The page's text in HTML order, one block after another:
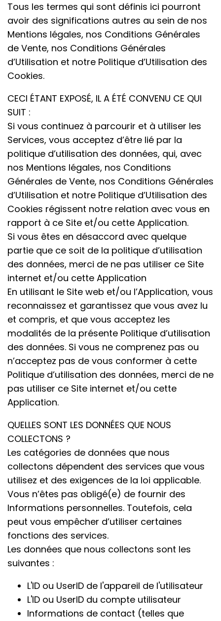
Tous les termes qui sont définis ici pourront
avoir des significations autres au sein de nos
Mentions légales, nos Conditions Générales
de Vente, nos Conditions Générales
d’Utilisation et notre Politique d’Utilisation des
Cookies.
CECI ÉTANT EXPOSÉ, IL A ÉTÉ CONVENU CE QUI
SUIT :
Si vous continuez à parcourir et à utiliser les
Services, vous acceptez d’être lié par la
politique d’utilisation des données, qui, avec
nos Mentions légales, nos Conditions
Générales de Vente, nos Conditions Générales
d’Utilisation et notre Politique d’Utilisation des
Cookies régissent notre relation avec vous en
rapport à ce Site et/ou cette Application.
Si vous êtes en désaccord avec quelque
partie que ce soit de la politique d’utilisation
des données, merci de ne pas utiliser ce Site
internet et/ou cette Application
En utilisant le Site web et/ou l’Application, vous
reconnaissez et garantissez que vous avez lu
et compris, et que vous acceptez les
modalités de la présente Politique d’utilisation
des données. Si vous ne comprenez pas ou
n’acceptez pas de vous conformer à cette
Politique d’utilisation des données, merci de ne
pas utiliser ce Site internet et/ou cette
Application.
QUELLES SONT LES DONNÉES QUE NOUS
COLLECTONS ?
Les catégories de données que nous
collectons dépendent des services que vous
utilisez et des exigences de la loi applicable.
Vous n’êtes pas obligé(e) de fournir des
Informations personnelles. Toutefois, cela
peut vous empêcher d’utiliser certaines
fonctions des services.
Les données que nous collectons sont les
suivantes :
L'ID ou UserID de l'appareil de l'utilisateur
L'ID ou UserID du compte utilisateur
Informations de contact (telles que